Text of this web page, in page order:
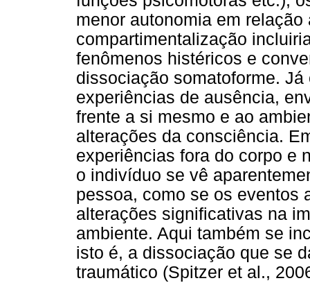
menor autonomia em relação
compartimentalização
fenômenos histéricos e
dissociação somatoforme.
experiências de ausência,
frente a si mesmo e ao
alterações da consciência.
experiências fora do corpo e
o indivíduo se vê
pessoa, como se os eventos
alterações significativas na
ambiente. Aqui também se
isto é, a dissociação que se
traumático (Spitzer et al.,